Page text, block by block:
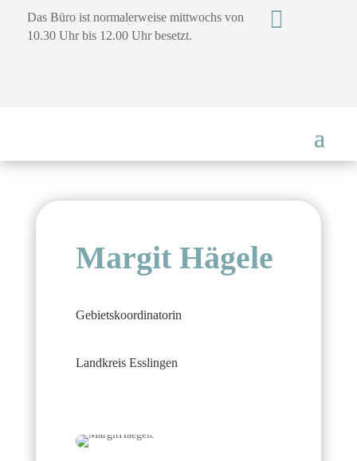
Das Büro ist normalerweise mittwochs von
10.30 Uhr bis 12.00 Uhr besetzt.

Margit Hägele
Gebietskoordinatorin
Landkreis Esslingen